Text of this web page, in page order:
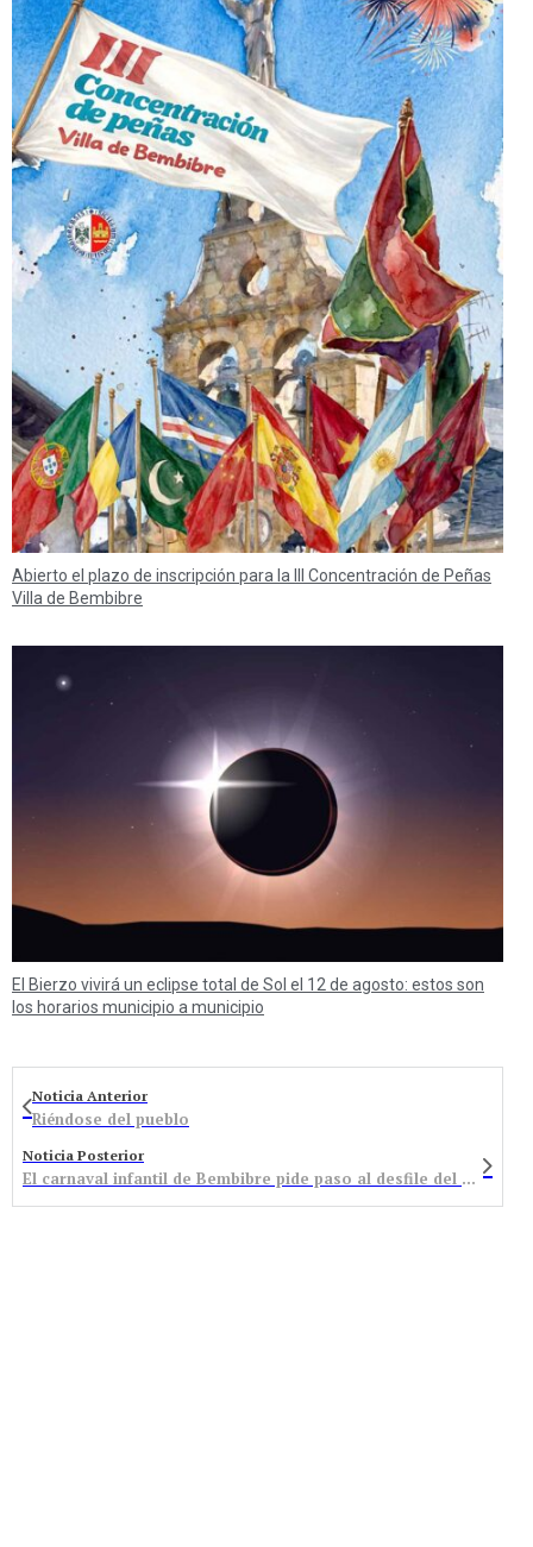
Abierto el plazo de inscripción para la III Concentración de Peñas
Villa de Bembibre
El Bierzo vivirá un eclipse total de Sol el 12 de agosto: estos son
los horarios municipio a municipio
Noticia Anterior
Riéndose del pueblo
Noticia Posterior
El carnaval infantil de Bembibre pide paso al desfile del próximo sábado